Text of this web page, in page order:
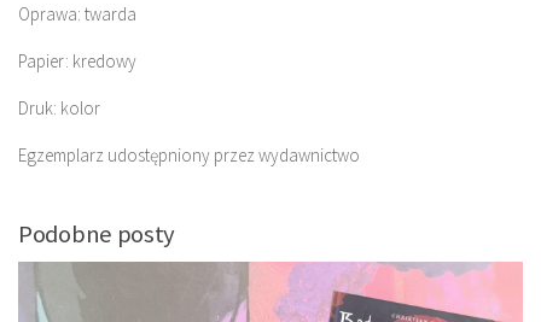
Oprawa: twarda
Papier: kredowy
Druk: kolor
Egzemplarz udostępniony przez wydawnictwo
Podobne posty